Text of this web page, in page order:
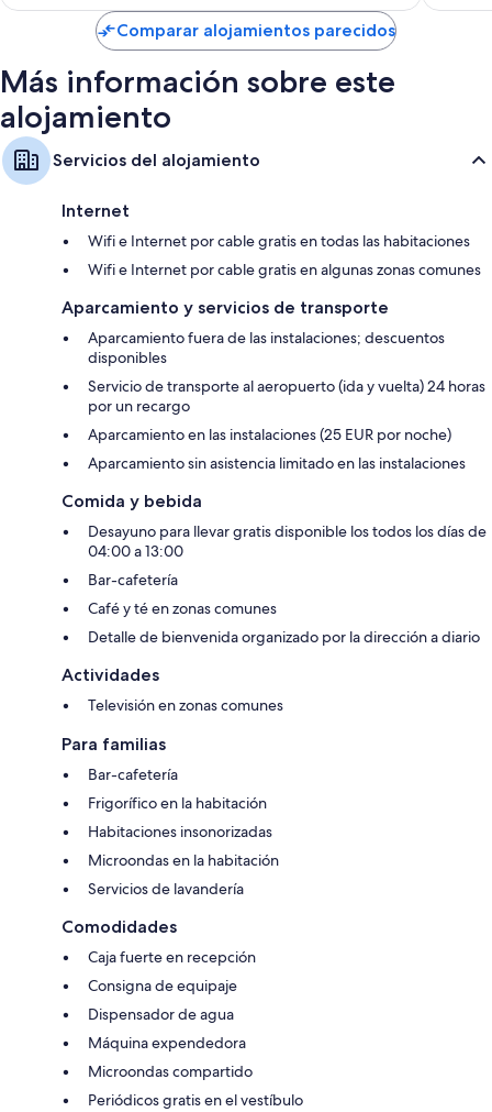
ciudad
Comparar alojamientos parecidos
Más información sobre este
alojamiento
Servicios del alojamiento
Internet
Wifi e Internet por cable gratis en todas las habitaciones
Wifi e Internet por cable gratis en algunas zonas comunes
Aparcamiento y servicios de transporte
Aparcamiento fuera de las instalaciones; descuentos
disponibles
Servicio de transporte al aeropuerto (ida y vuelta) 24 horas
por un recargo
Aparcamiento en las instalaciones (25 EUR por noche)
Aparcamiento sin asistencia limitado en las instalaciones
Comida y bebida
Desayuno para llevar gratis disponible los todos los días de
04:00 a 13:00
Bar-cafetería
Café y té en zonas comunes
Detalle de bienvenida organizado por la dirección a diario
Actividades
Televisión en zonas comunes
Para familias
Bar-cafetería
Frigorífico en la habitación
Habitaciones insonorizadas
Microondas en la habitación
Servicios de lavandería
Comodidades
Caja fuerte en recepción
Consigna de equipaje
Dispensador de agua
Máquina expendedora
Microondas compartido
Periódicos gratis en el vestíbulo